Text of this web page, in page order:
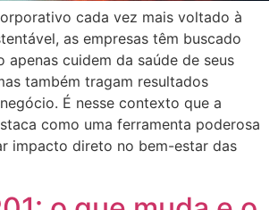
cada vez mais voltado à
as empresas têm buscado
apenas cuidem da saúde de seus
também tragam resultados
É nesse contexto que a
como uma ferramenta poderosa
impacto direto no bem-estar das